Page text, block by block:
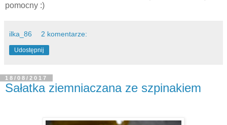
pomocny :)
ilka_86 2 komentarze:
Udostępnij
18/08/2017
Sałatka ziemniaczana ze szpinakiem